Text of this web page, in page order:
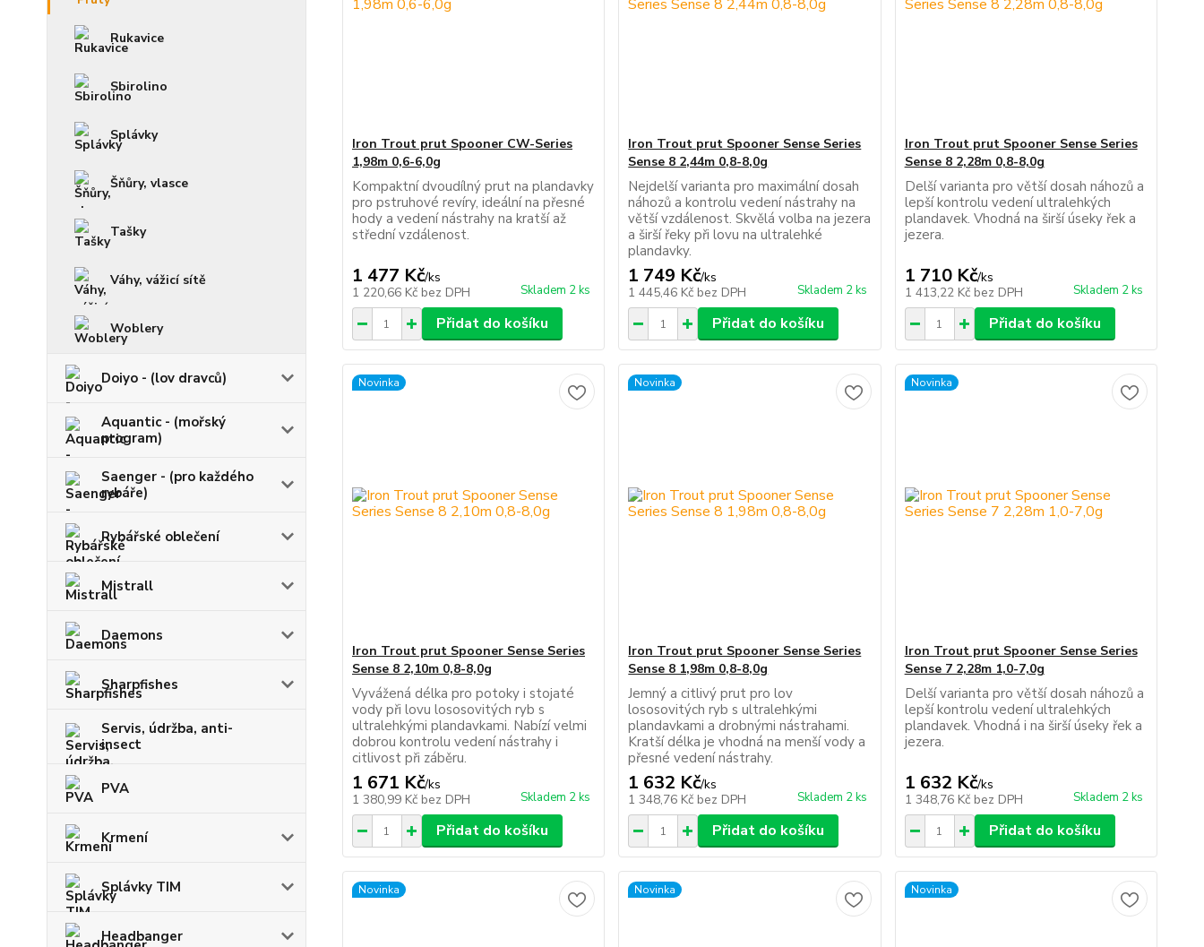
Rukavice
Sbirolino
Splávky
Šňůry, vlasce
Tašky
Váhy, vážicí sítě
Woblery
Doiyo - (lov dravců)
Aquantic - (mořský
program)
Saenger - (pro každého
rybáře)
Rybářské oblečení
Mistrall
Daemons
Sharpfishes
Servis, údržba, anti-
insect
PVA
Krmení
Splávky TIM
Headbanger
Iron Trout prut Spooner CW-Series
1,98m 0,6-6,0g
Kompaktní dvoudílný prut na plandavky
pro pstruhové revíry, ideální na přesné
hody a vedení nástrahy na kratší až
střední vzdálenost.
1 477 Kč/ks
1 220,66 Kč bez DPH Skladem 2 ks
Přidat do košíku
Iron Trout prut Spooner Sense Series
Sense 8 2,44m 0,8-8,0g
Nejdelší varianta pro maximální dosah
náhozů a kontrolu vedení nástrahy na
větší vzdálenost. Skvělá volba na jezera
a širší řeky při lovu na ultralehké
plandavky.
1 749 Kč/ks
1 445,46 Kč bez DPH Skladem 2 ks
Přidat do košíku
Iron Trout prut Spooner Sense Series
Sense 8 2,28m 0,8-8,0g
Delší varianta pro větší dosah náhozů a
lepší kontrolu vedení ultralehkých
plandavek. Vhodná na širší úseky řek a
jezera.
1 710 Kč/ks
1 413,22 Kč bez DPH Skladem 2 ks
Přidat do košíku
Novinka
Iron Trout prut Spooner Sense Series
Sense 8 2,10m 0,8-8,0g
Vyvážená délka pro potoky i stojaté
vody při lovu lososovitých ryb s
ultralehkými plandavkami. Nabízí velmi
dobrou kontrolu vedení nástrahy i
citlivost při záběru.
1 671 Kč/ks
1 380,99 Kč bez DPH Skladem 2 ks
Přidat do košíku
Novinka
Iron Trout prut Spooner Sense Series
Sense 8 1,98m 0,8-8,0g
Jemný a citlivý prut pro lov
lososovitých ryb s ultralehkými
plandavkami a drobnými nástrahami.
Kratší délka je vhodná na menší vody a
přesné vedení nástrahy.
1 632 Kč/ks
1 348,76 Kč bez DPH Skladem 2 ks
Přidat do košíku
Novinka
Iron Trout prut Spooner Sense Series
Sense 7 2,28m 1,0-7,0g
Delší varianta pro větší dosah náhozů a
lepší kontrolu vedení ultralehkých
plandavek. Vhodná i na širší úseky řek a
jezera.
1 632 Kč/ks
1 348,76 Kč bez DPH Skladem 2 ks
Přidat do košíku
Novinka Novinka Novinka